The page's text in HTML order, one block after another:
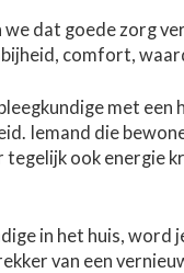
dat goede zorg
comfort,
met
Iemand die
ook energie
in het huis, word
van een